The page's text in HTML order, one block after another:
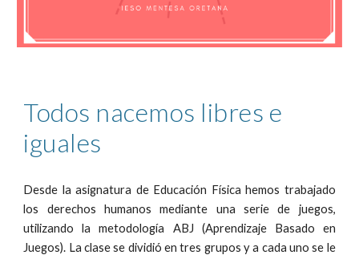
Todos nacemos libres e
iguales
Desde la asignatura de Educación Física hemos trabajado
los derechos humanos mediante una serie de juegos,
utilizando la metodología ABJ (Aprendizaje Basado en
Juegos). La clase se dividió en tres grupos y a cada uno se le